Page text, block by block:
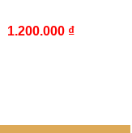
1.200.000 ₫